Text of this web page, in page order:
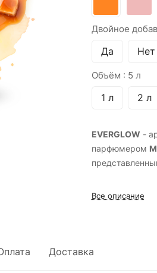
Двойное
Да Нет
Объём : 5 л
1 л 2 л
EVERGLOW -
парфюмером
Все описание
Доставка